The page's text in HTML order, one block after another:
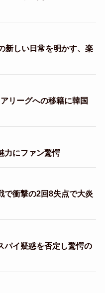
新しい日常を明かす、楽
リーグへの移籍に韓国
力にファン驚愕
で衝撃の2回8失点で大炎
パイ疑惑を否定し驚愕の